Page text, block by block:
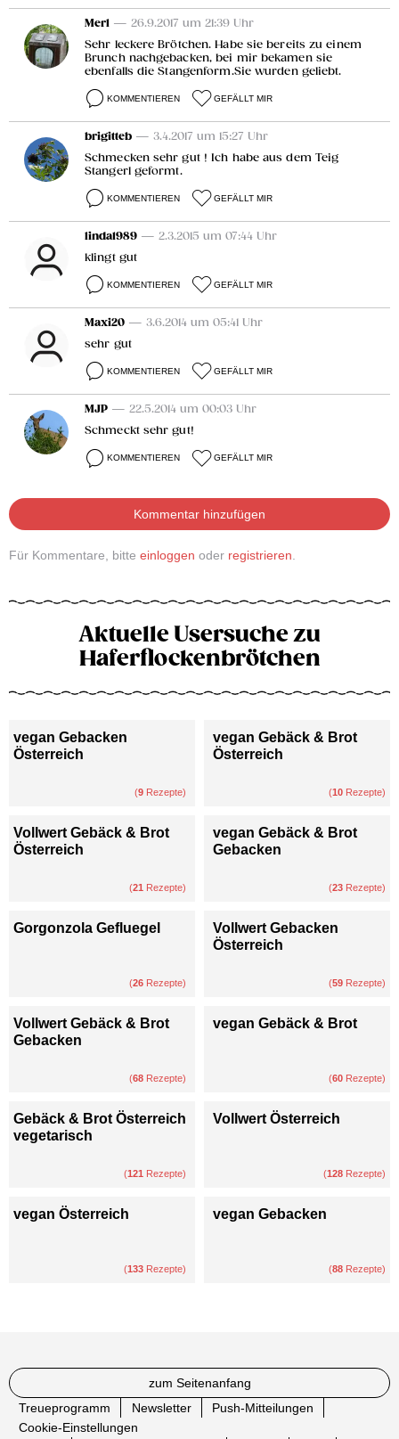
Merl — 26.9.2017 um 21:39 Uhr
Sehr leckere Brötchen. Habe sie bereits zu einem
Brunch nachgebacken, bei mir bekamen sie
ebenfalls die Stangenform.Sie wurden geliebt.
KOMMENTIEREN GEFÄLLT MIR
brigitteb — 3.4.2017 um 15:27 Uhr
Schmecken sehr gut ! Ich habe aus dem Teig
Stangerl geformt.
KOMMENTIEREN GEFÄLLT MIR
linda1989 — 2.3.2015 um 07:44 Uhr
klingt gut
KOMMENTIEREN GEFÄLLT MIR
Maxi20 — 3.6.2014 um 05:41 Uhr
sehr gut
KOMMENTIEREN GEFÄLLT MIR
MJP — 22.5.2014 um 00:03 Uhr
Schmeckt sehr gut!
KOMMENTIEREN GEFÄLLT MIR
Kommentar hinzufügen
Für Kommentare, bitte einloggen oder registrieren.
Aktuelle Usersuche zu
Haferflockenbrötchen
vegan Gebacken
Österreich
(9 Rezepte)
vegan Gebäck & Brot
Österreich
(10 Rezepte)
Vollwert Gebäck & Brot
Österreich
(21 Rezepte)
vegan Gebäck & Brot
Gebacken
(23 Rezepte)
Gorgonzola Gefluegel
(26 Rezepte)
Vollwert Gebacken
Österreich
(59 Rezepte)
Vollwert Gebäck & Brot
Gebacken
(68 Rezepte)
vegan Gebäck & Brot
(60 Rezepte)
Gebäck & Brot Österreich
vegetarisch
(121 Rezepte)
Vollwert Österreich
(128 Rezepte)
vegan Österreich
(133 Rezepte)
vegan Gebacken
(88 Rezepte)
zum Seitenanfang
Treueprogramm
Newsletter
Push-Mitteilungen
Cookie-Einstellungen